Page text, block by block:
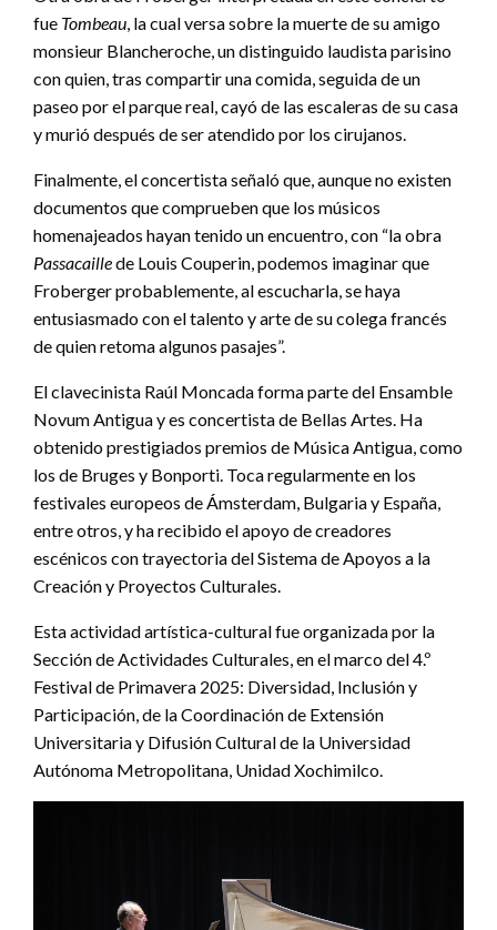
fue Tombeau , la cual versa sobre la muerte de su amigo
monsieur Blancheroche, un distinguido laudista parisino
con quien, tras compartir una comida, seguida de un
paseo por el parque real, cayó de las escaleras de su casa
y murió después de ser atendido por los cirujanos.
Finalmente, el concertista señaló que, aunque no existen
documentos que comprueben que los músicos
homenajeados hayan tenido un encuentro, con “la obra
Passacaillede Louis Couperin, podemos imaginar que
Froberger probablemente, al escucharla, se haya
entusiasmado con el talento y arte de su colega francés
de quien retoma algunos pasajes”.
El clavecinista Raúl Moncada forma parte del Ensamble
Novum Antigua y es concertista de Bellas Artes. Ha
obtenido prestigiados premios de Música Antigua, como
los de Bruges y Bonporti. Toca regularmente en los
festivales europeos de Ámsterdam, Bulgaria y España,
entre otros, y ha recibido el apoyo de creadores
escénicos con trayectoria del Sistema de Apoyos a la
Creación y Proyectos Culturales.
Esta actividad artística-cultural fue organizada por la
Sección de Actividades Culturales, en el marco del 4.º
Festival de Primavera 2025: Diversidad, Inclusión y
Participación, de la Coordinación de Extensión
Universitaria y Difusión Cultural de la Universidad
Autónoma Metropolitana, Unidad Xochimilco.